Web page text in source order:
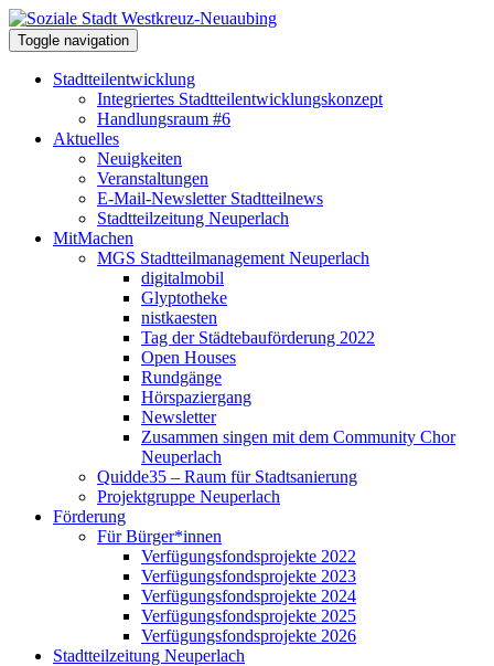
Toggle navigation
Stadtteilentwicklung
Integriertes Stadtteilentwicklungskonzept
Handlungsraum #6
Aktuelles
Neuigkeiten
Veranstaltungen
E-Mail-Newsletter Stadtteilnews
Stadtteilzeitung Neuperlach
MitMachen
MGS Stadtteilmanagement Neuperlach
digitalmobil
Glyptotheke
nistkaesten
Tag der Städtebauförderung 2022
Open Houses
Rundgänge
Hörspaziergang
Newsletter
Zusammen singen mit dem Community Chor
Neuperlach
Quidde35 – Raum für Stadtsanierung
Projektgruppe Neuperlach
Förderung
Für Bürger*innen
Verfügungsfondsprojekte 2022
Verfügungsfondsprojekte 2023
Verfügungsfondsprojekte 2024
Verfügungsfondsprojekte 2025
Verfügungsfondsprojekte 2026
Stadtteilzeitung Neuperlach